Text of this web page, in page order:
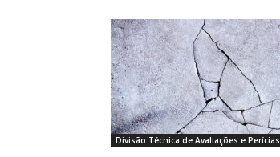
Divisão Técnica de Avaliações e Perícias